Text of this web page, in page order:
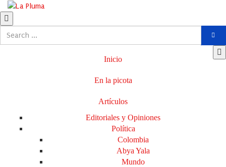
Inicio
En la picota
Artículos
Editoriales y Opiniones
Política
Colombia
Abya Yala
Mundo